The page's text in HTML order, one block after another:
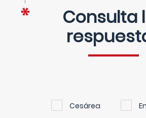
Consulta
Cesárea